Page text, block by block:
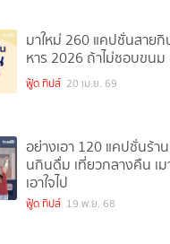
มาใหม่ 260 แคปชั่นสาย
หาร 2026 ถ้าไม่ชอบขนม
ฟู้ด ทิปส์ 20 เม.ย. 69
อย่างเอา 120 แคปชั่นร้า
นกินดื่ม เที่ยวกลางคืน เม
เอาใจไป
ฟู้ด ทิปส์ 19 พ.ย. 68